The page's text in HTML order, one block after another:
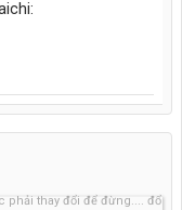
thay đổi để đừng.... đổi thay